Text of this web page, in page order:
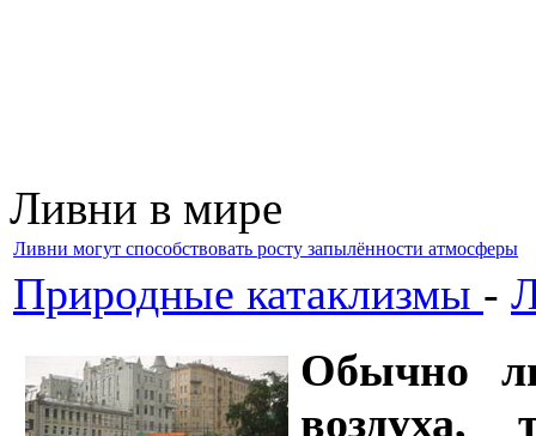
Ливни в мире
Ливни могут способствовать росту запылённости атмосферы
Природные катаклизмы -
Обычно